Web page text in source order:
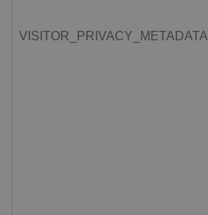
VISITOR_PRIVACY_METADATA